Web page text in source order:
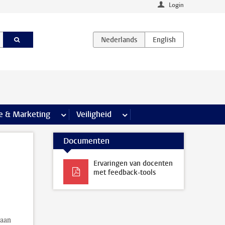
Login
& Marketing meer Communicatie & Marketing pagina’s
Veiligheid meer Veiligheid pagina’s
Documenten
Ervaringen van docenten
met feedback-tools